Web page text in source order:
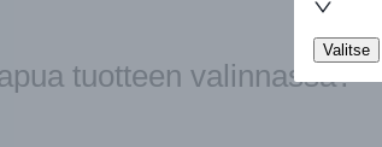
Valitse
tuotteen valinnassa?